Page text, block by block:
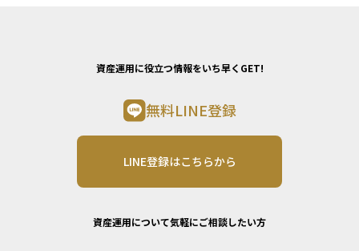
資産運用に役立つ情報をいち早くGET!
無料LINE登録
LINE登録はこちらから
資産運用について気軽にご相談したい方